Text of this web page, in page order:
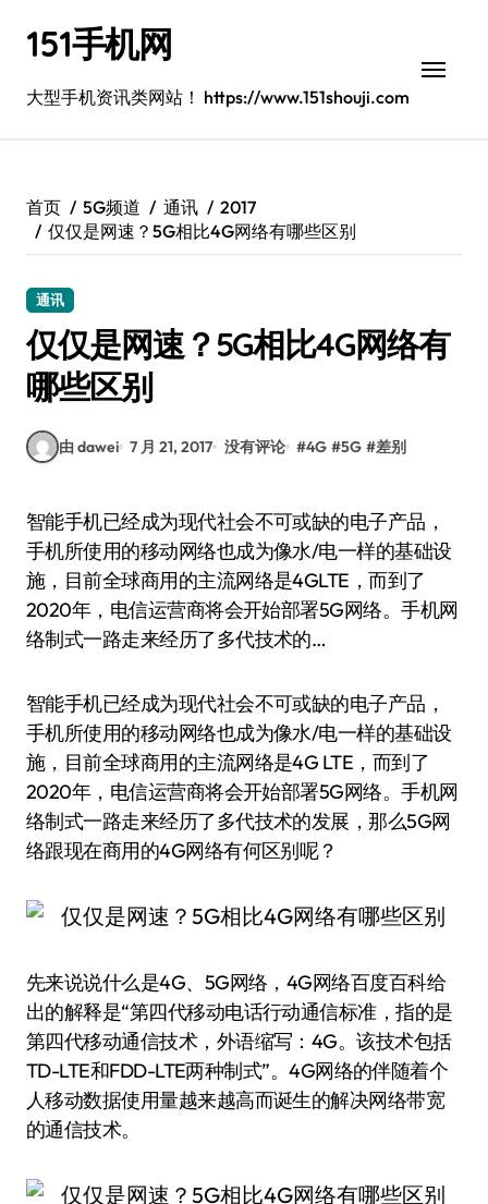
151手机网
大型手机资讯类网站！ https://www.151shouji.com
首页 5G频道 通讯
2017
仅仅是网速？5G相比4G网络有哪些区别
通讯
仅仅是网速？5G相比4G网络有
哪些区别
由 dawei 7 月 21, 2017 没有评论 #4G #5G #差别
智能手机已经成为现代社会不可或缺的电子产品，
手机所使用的移动网络也成为像水/电一样的基础设
施，目前全球商用的主流网络是4GLTE，而到了
2020年，电信运营商将会开始部署5G网络。手机网
络制式一路走来经历了多代技术的…
智能手机已经成为现代社会不可或缺的电子产品，
手机所使用的移动网络也成为像水/电一样的基础设
施，目前全球商用的主流网络是4G LTE，而到了
2020年，电信运营商将会开始部署5G网络。手机网
络制式一路走来经历了多代技术的发展，那么5G网
络跟现在商用的4G网络有何区别呢？
先来说说什么是4G、5G网络，4G网络百度百科给
出的解释是“第四代移动电话行动通信标准，指的是
第四代移动通信技术，外语缩写：4G。该技术包括
TD-LTE和FDD-LTE两种制式”。4G网络的伴随着个
人移动数据使用量越来越高而诞生的解决网络带宽
的通信技术。